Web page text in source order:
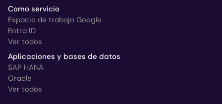
Como servicio
Espacio de trabajo Google
Entra ID
Ver todos
Aplicaciones y bases de datos
SAP HANA
Oracle
Ver todos